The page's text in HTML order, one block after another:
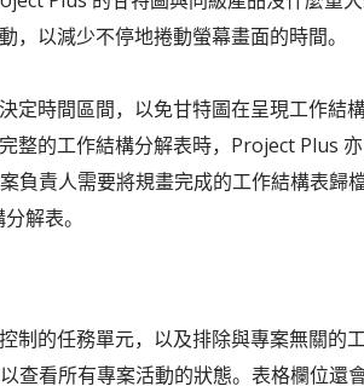
，以減少不停地捲動螢幕畫面的時間。
時間區間，以免甘特圖在呈現工作結構
整的工作結構分解表時，Project Plus
負責人需要將規畫完成的工作結構表歸
解表。
制的任務單元，以及排除與專案無關的
查看所有專案活動的狀態。表格欄位還